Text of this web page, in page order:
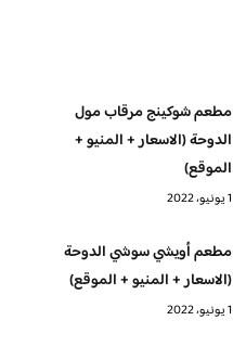
مطعم شوكينج مرقاب مول
الدوحة (الاسعار + المنيو +
الموقع)
1 يونيو، 2022
مطعم أويشي سوشي الدوحة
(الاسعار + المنيو + الموقع)
1 يونيو، 2022